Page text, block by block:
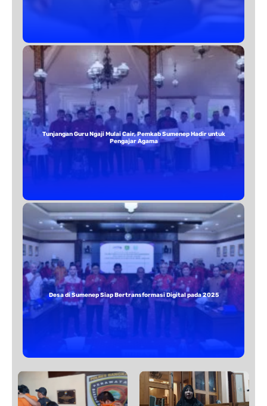
Tunjangan Guru Ngaji Mulai Cair, Pemkab Sumenep Hadir untuk
Pengajar Agama
Desa di Sumenep Siap Bertransformasi Digital pada 2025